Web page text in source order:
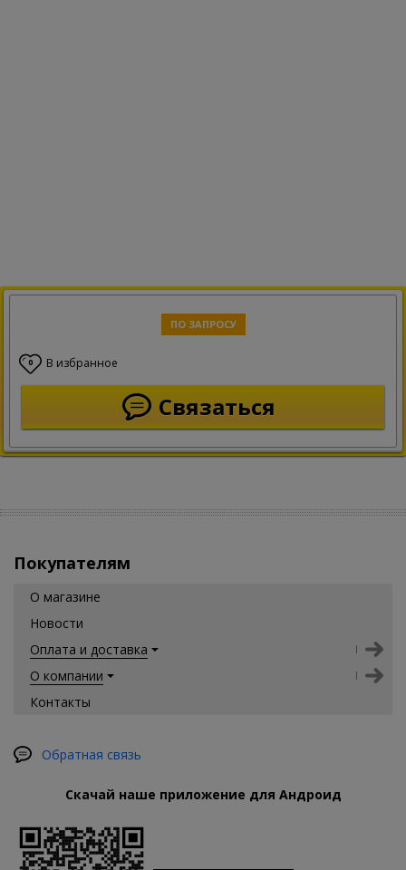
ПО ЗАПРОСУ
0 В избранное
Связаться
Покупателям
О магазине
Новости
Оплата и доставка
О компании
Контакты
Обратная связь
Скачай наше приложение для Андроид